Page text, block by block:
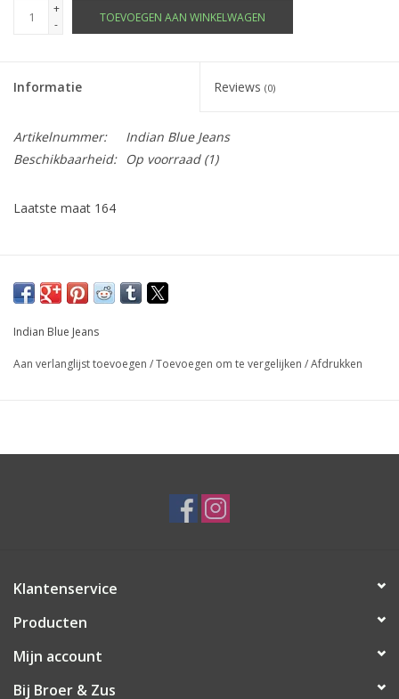
+
-
TOEVOEGEN AAN WINKELWAGEN
Informatie Reviews (0)
Artikelnummer:
Indian Blue Jeans
Beschikbaarheid:
Op voorraad(1)
Laatste maat 164
Indian Blue Jeans
Aan verlanglijst toevoegen /Toevoegen om te vergelijken /Afdrukken
Klantenservice
Producten
Mijn account
Bij Broer & Zus